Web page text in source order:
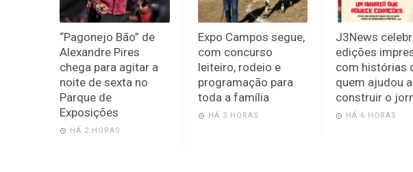
“Pagonejo Bão” de
Alexandre Pires
chega para agitar a
noite de sexta no
Parque de
Exposições
HÁ 2 HORAS
Expo Campos segue,
com concurso
leiteiro, rodeio e
programação para
toda a família
HÁ 3 HORAS
J3News
edições
com histórias
quem ajudou a
construir o
HÁ 6 HORAS